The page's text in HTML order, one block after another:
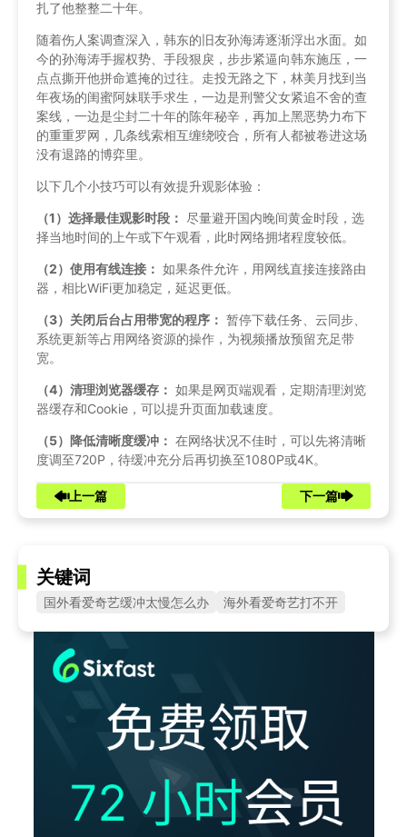
扎了他整整二十年。
随着伤人案调查深入，韩东的旧友孙海涛逐渐浮出水面。如
今的孙海涛手握权势、手段狠戾，步步紧逼向韩东施压，一
点点撕开他拼命遮掩的过往。走投无路之下，林美月找到当
年夜场的闺蜜阿妹联手求生，一边是刑警父女紧追不舍的查
案线，一边是尘封二十年的陈年秘辛，再加上黑恶势力布下
的重重罗网，几条线索相互缠绕咬合，所有人都被卷进这场
没有退路的博弈里。
以下几个小技巧可以有效提升观影体验：
（1）选择最佳观影时段： 尽量避开国内晚间黄金时段，选
择当地时间的上午或下午观看，此时网络拥堵程度较低。
（2）使用有线连接： 如果条件允许，用网线直接连接路由
器，相比WiFi更加稳定，延迟更低。
（3）关闭后台占用带宽的程序： 暂停下载任务、云同步、
系统更新等占用网络资源的操作，为视频播放预留充足带
宽。
（4）清理浏览器缓存： 如果是网页端观看，定期清理浏览
器缓存和Cookie，可以提升页面加载速度。
（5）降低清晰度缓冲： 在网络状况不佳时，可以先将清晰
度调至720P，待缓冲充分后再切换至1080P或4K。
上一篇 下一篇
关键词
国外看爱奇艺缓冲太慢怎么办 海外看爱奇艺打不开